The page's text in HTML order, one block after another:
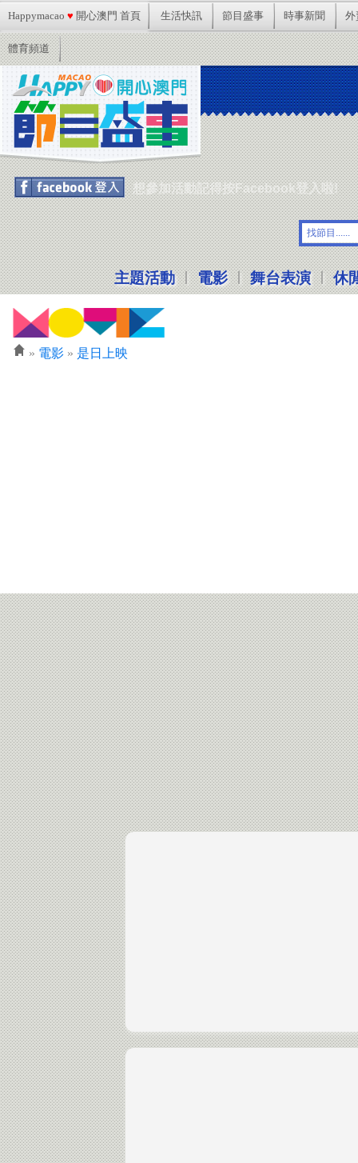
Happymacao ♥ 開心澳門 首頁 生活快訊 節目盛事 時事新聞 外
體育頻道
想參加活動記得按Facebook登入啦!
主題活動 | 電影 | 舞台表演 | 休
» 電影 » 是日上映